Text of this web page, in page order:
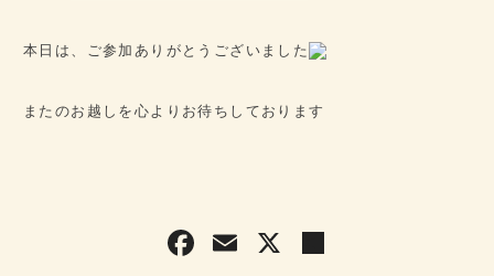
本日は、ご参加ありがとうございました
またのお越しを心よりお待ちしております
F E X